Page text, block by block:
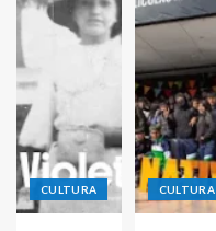
CULTURA CULTURA